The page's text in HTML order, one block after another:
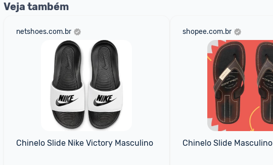
Veja também
netshoes.com.br
Chinelo Slide Nike Victory Masculino
shopee.com.br
Chinelo Slide Masculino